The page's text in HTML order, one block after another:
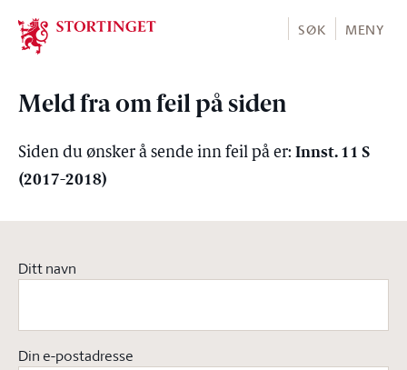
Stortinget.no
SØK MENY
Meld fra om feil på siden
Siden du ønsker å sende inn feil på er: Innst. 11 S
(2017-2018)
Ditt navn
Din e-postadresse